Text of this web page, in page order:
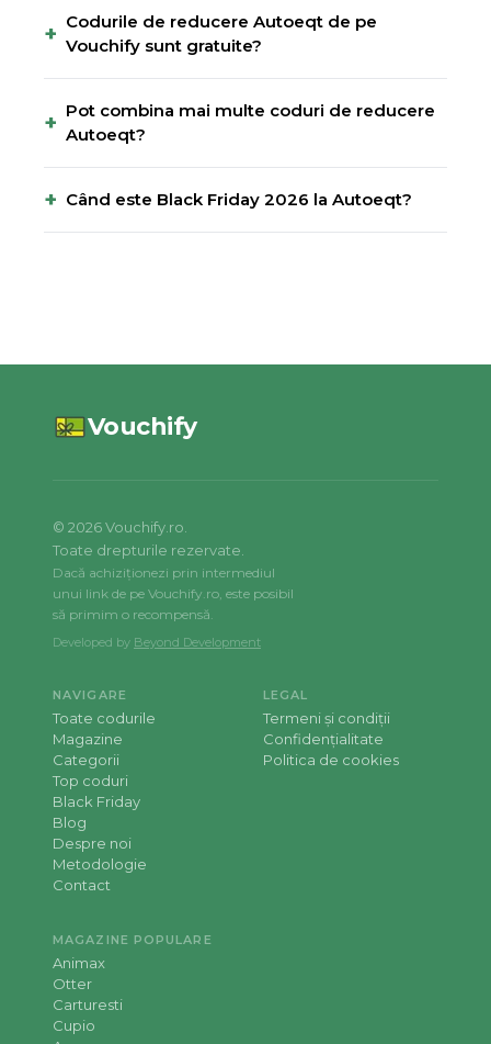
+ Codurile de reducere Autoeqt de pe
Vouchify sunt gratuite?
+ Pot combina mai multe coduri de reducere
Autoeqt?
+ Când este Black Friday 2026 la Autoeqt?
Vouchify
© 2026Vouchify.ro.
Toate drepturile rezervate.
Dacă achiziționezi prin intermediul
unui link de pe Vouchify.ro, este posibil
să primim o recompensă.
Developed by Beyond Development
NAVIGARE
Toate codurile
Magazine
Categorii
Top coduri
Black Friday
Blog
Despre noi
Metodologie
Contact
LEGAL
Termeni și condiții
Confidențialitate
Politica de cookies
MAGAZINE POPULARE
Animax
Otter
Carturesti
Cupio